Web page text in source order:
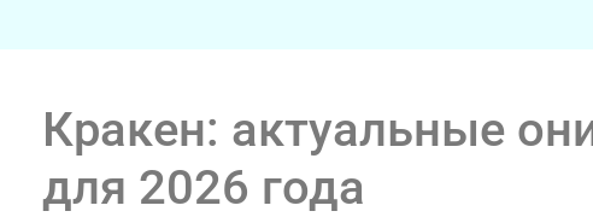
Кракен: актуальные
для 2026 года